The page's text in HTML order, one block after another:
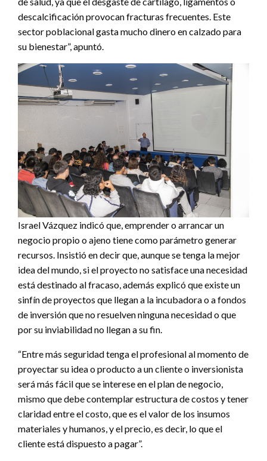
descalcificación provocan fracturas frecuentes. Este
sector poblacional gasta mucho dinero en calzado para
su bienestar”, apuntó.
Israel Vázquez indicó que, emprender o arrancar un
negocio propio o ajeno tiene como parámetro generar
recursos. Insistió en decir que, aunque se tenga la mejor
idea del mundo, si el proyecto no satisface una necesidad
está destinado al fracaso, además explicó que existe un
sinfín de proyectos que llegan a la incubadora o a fondos
de inversión que no resuelven ninguna necesidad o que
por su inviabilidad no llegan a su fin.
“Entre más seguridad tenga el profesional al momento de
proyectar su idea o producto a un cliente o inversionista
será más fácil que se interese en el plan de negocio,
mismo que debe contemplar estructura de costos y tener
claridad entre el costo, que es el valor de los insumos
materiales y humanos, y el precio, es decir, lo que el
cliente está dispuesto a pagar”.